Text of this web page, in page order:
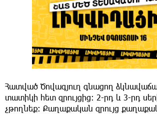
Հատված Ծովագյուղ գնացող
տատիկի հետ զրույցից։ 2-րդ և 3-րդ
չթողնեք։ Քաղաքական զրույց